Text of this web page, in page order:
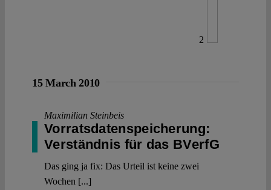
2
15 March 2010
Maximilian Steinbeis
Vorratsdatenspeicherung:
Verständnis für das BVerfG
Das ging ja fix: Das Urteil ist keine zwei
Wochen [...]